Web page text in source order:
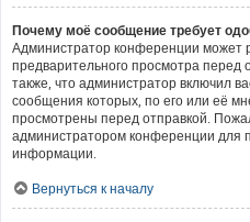
Почему моё сообщение требует
Администратор конференции может
предварительного просмотра
также, что администратор включил
сообщения которых, по его или её
просмотрены перед отправкой.
администратором конференции для
информации.
Вернуться к началу